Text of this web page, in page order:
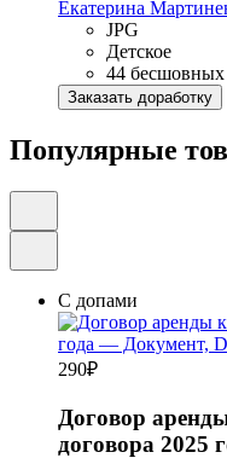
Екатерина
JPG
Детское
44 бесшовных
Заказать доработку
Популярные
С допами
290₽
Договор
договора 2025